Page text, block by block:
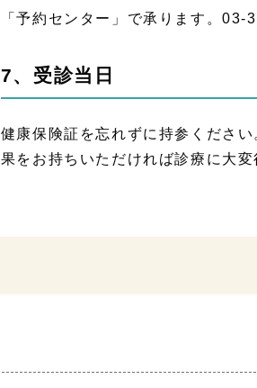
「予約センター」で承ります。
7、受診当日
健康保険証を忘れずに持参くださ
果をお持ちいただければ診療に大変